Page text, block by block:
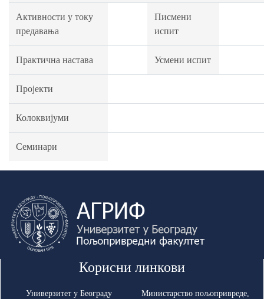
Активности у току
предавања
Писмени
испит
Практична настава Усмени испит
Пројекти
Колоквијуми
Семинари
Корисни линкови
Универзитет у Београду
Министарство пољопривреде,